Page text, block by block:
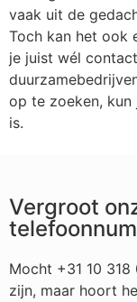
vaak uit de
Toch kan het ook
je juist wél
op te zoeken,
is.
Vergroot
Mocht +31 10
zijn, maar hoort